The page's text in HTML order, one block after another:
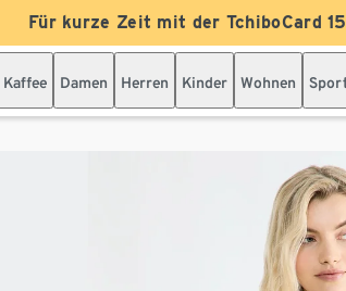
Für kurze Zeit mit der TchiboCard
Kaffee Damen Herren Kinder Wohnen